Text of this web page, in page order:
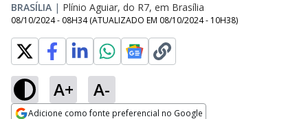
BRASÍLIA | Plínio Aguiar, do R7, em Brasília
08/10/2024 - 08H34 (ATUALIZADO EM 08/10/2024 - 10H38)
A+ A-
Adicione como fonte preferencial no Google